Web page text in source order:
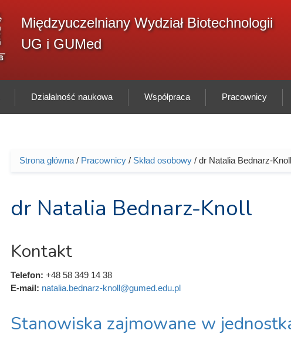
Międzyuczelniany Wydział Biotechnologii
UG i GUMed
Działalność naukowa Współpraca Pracownicy
Jesteś tutaj
Strona główna/ Pracownicy/ Skład osobowy/ dr Natalia Bednarz-Knoll
dr Natalia Bednarz-Knoll
Kontakt
Telefon: +48 58 349 14 38
E-mail: natalia.bednarz-knoll@gumed.edu.pl
Stanowiska zajmowane w